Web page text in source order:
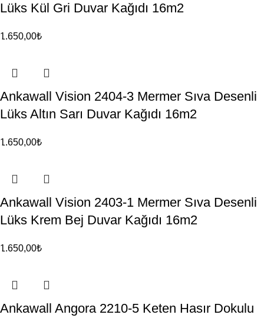
Lüks Kül Gri Duvar Kağıdı 16m2
1.650,00₺
Ankawall Vision 2404-3 Mermer Sıva Desenli
Lüks Altın Sarı Duvar Kağıdı 16m2
1.650,00₺
Ankawall Vision 2403-1 Mermer Sıva Desenli
Lüks Krem Bej Duvar Kağıdı 16m2
1.650,00₺
Ankawall Angora 2210-5 Keten Hasır Dokulu